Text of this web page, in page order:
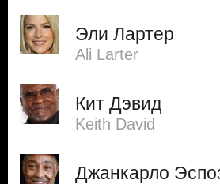
Эли Лартер
Ali Larter
Кит Дэвид
Keith David
Джанкарло